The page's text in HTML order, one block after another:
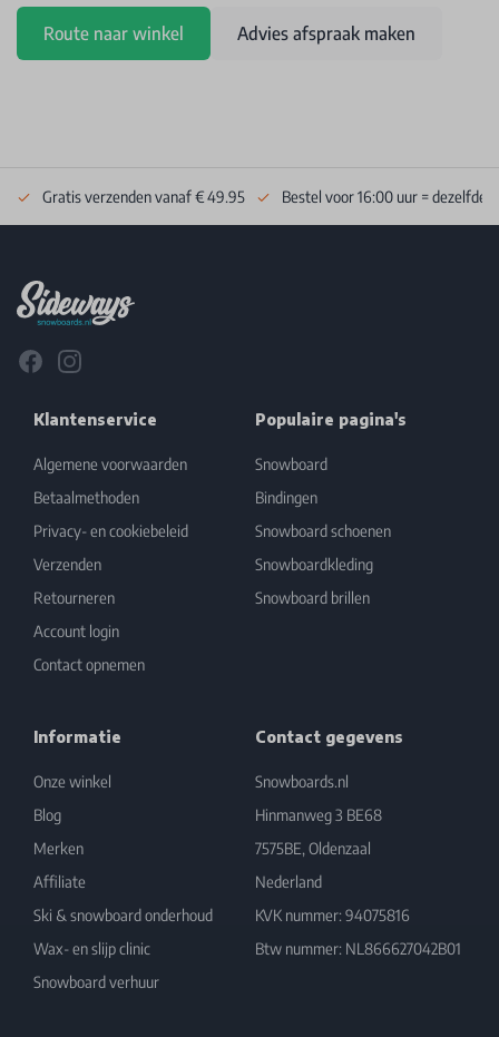
Route naar winkel Advies afspraak maken
Gratis verzenden vanaf € 49.95 Bestel voor 16:00 uur = dezelfde
FacebookInstagram
Klantenservice
Algemene voorwaarden
Betaalmethoden
Privacy- en cookiebeleid
Verzenden
Retourneren
Account login
Contact opnemen
Populaire pagina's
Snowboard
Bindingen
Snowboard schoenen
Snowboardkleding
Snowboard brillen
Informatie
Onze winkel
Blog
Merken
Affiliate
Ski & snowboard onderhoud
Wax- en slijp clinic
Snowboard verhuur
Contact gegevens
Snowboards.nl
Hinmanweg 3 BE68
7575BE, Oldenzaal
Nederland
KVK nummer: 94075816
Btw nummer: NL866627042B01